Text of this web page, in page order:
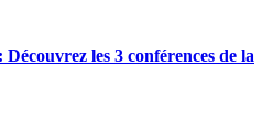
les 3 conférences de la